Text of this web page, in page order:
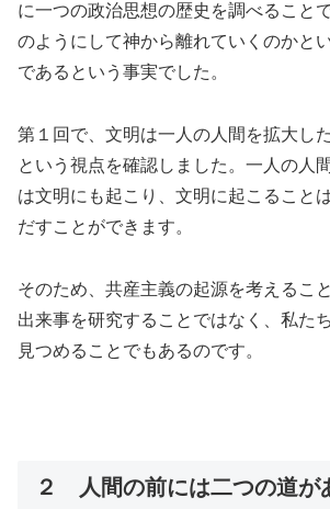
に一つの政治思想の歴史を調べること
のようにして神から離れていくのかと
であるという事実でした。
第１回で、文明は一人の人間を拡大し
という視点を確認しました。一人の人
は文明にも起こり、文明に起こること
だすことができます。
そのため、共産主義の起源を考えるこ
出来事を研究することではなく、私た
見つめることでもあるのです。
２ 人間の前には二つの道が